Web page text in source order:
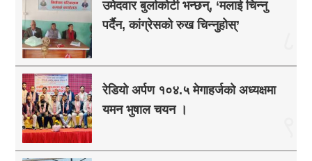
उमेदवार बुर्लाकोटी भन्छन्, ‘मलाई चिन्नु
पर्दैन, कांग्रेसको रुख चिन्नुहोस्’
रेडियो अर्पण १०४.५ मेगाहर्जको अध्यक्षमा
यमन भुषाल चयन ।